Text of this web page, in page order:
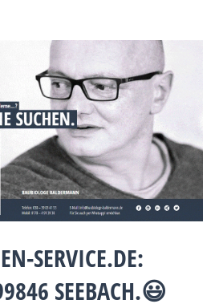
SERVICE.DE:
SEEBACH.😃